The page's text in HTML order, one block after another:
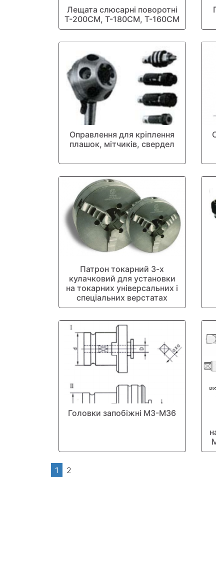
Лещата слюсарні поворотні
Т-200СМ, Т-180СМ, Т-160СМ
Оправлення для кріплення
плашок, мітчиків, свердел
Патрон токарний 3-х
кулачковий для установки
на токарних універсальних і
спеціальних верстатах
Головки запобіжні М3-М36
1 2